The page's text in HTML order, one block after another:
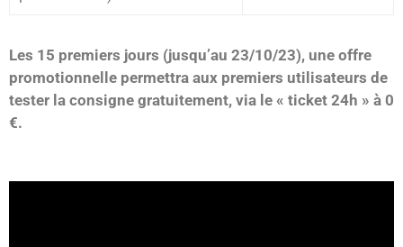
Les 15 premiers jours (jusqu’au 23/10/23), une offre
promotionnelle permettra aux premiers utilisateurs de
tester la consigne gratuitement, via le « ticket 24h » à 0
€.